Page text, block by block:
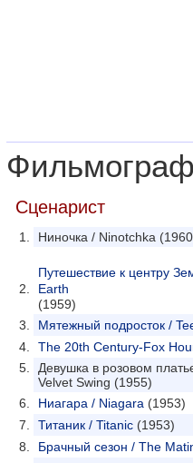
Сценарист
Ниночка / Ninotchka
Путешествие к центру
Earth
(1959)
Мятежный подросток /
The 20th Century-Fox
Девушка в розовом
Velvet Swing (1955)
Ниагара / Niagara (1953)
Титаник / Titanic (1953)
Брачный сезон / The